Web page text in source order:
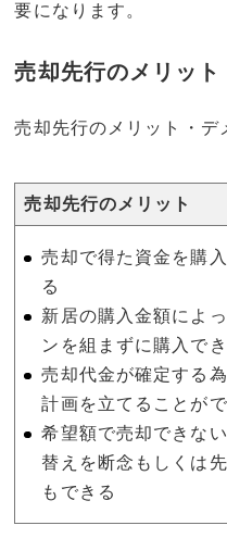
要になります。
売却先行のメリット
売却先行のメリット・デ
売却先行のメリット
売却で得た資金を購
る
新居の購入金額によ
ンを組まずに購入で
売却代金が確定する
計画を立てることが
希望額で売却できな
替えを断念もしくは
もできる